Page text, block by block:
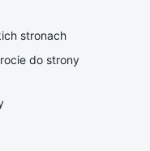
stronach
do strony